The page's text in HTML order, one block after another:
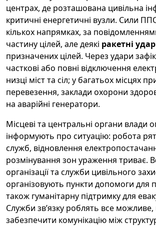
центрах, де розташована цивільна
критичні енергетичні вузли. Сили
кількох напрямках, за
частину цілей, але деякі ракетні
призначених цілей. Через удари
часткові або повні відключення
низці міст та сіл; у багатьох місцях
перевезення, заклади охорони
на аварійні генератори.
Місцеві та центральні органи влади
інформують про ситуацію: робота
служб, відновлення
розмінування зон ураження триває.
організації та служби цивільного
організовують пункти допомоги для
також гуманітарну підтримку для
Служби зв’язку роблять все
забезпечити комунікацію між